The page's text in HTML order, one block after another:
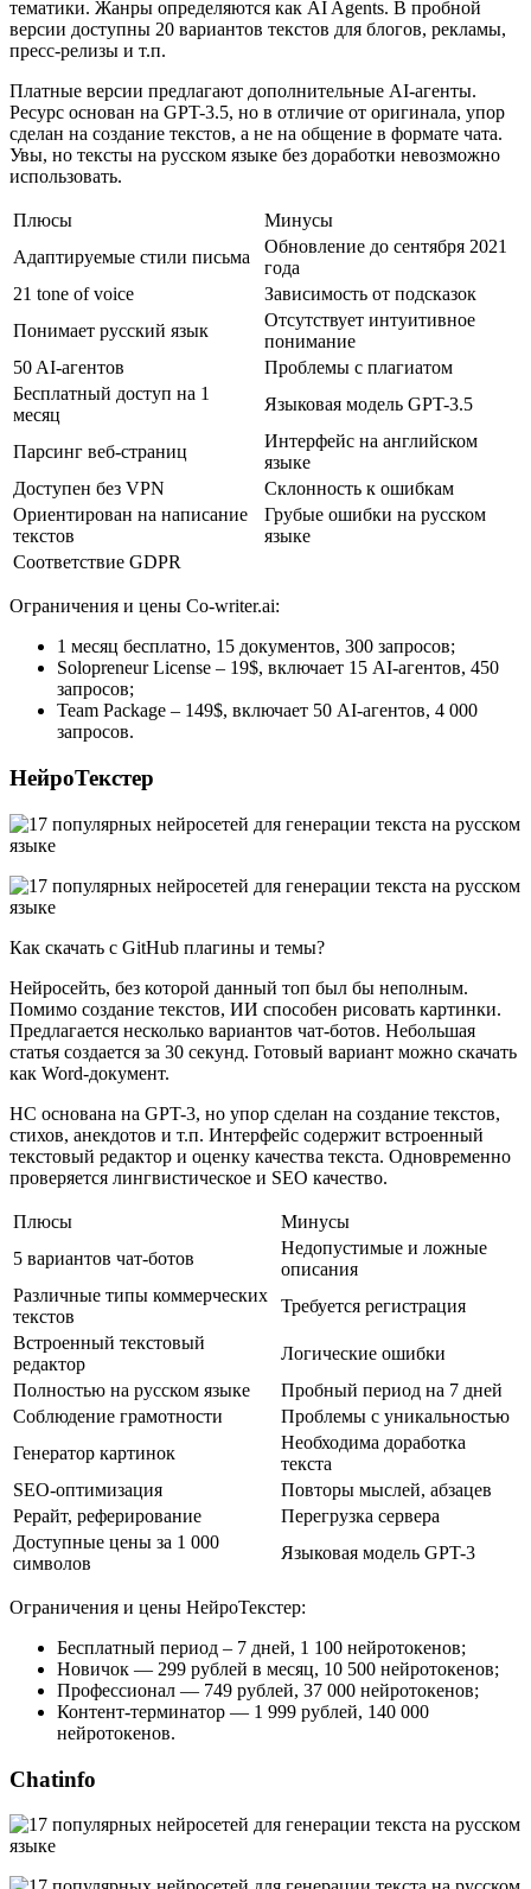
тематики. Жанры определяются как AI Agents. В пробной
версии доступны 20 вариантов текстов для блогов, рекламы,
пресс-релизы и т.п.
Платные версии предлагают дополнительные AI-агенты.
Ресурс основан на GPT-3.5, но в отличие от оригинала, упор
сделан на создание текстов, а не на общение в формате чата.
Увы, но тексты на русском языке без доработки невозможно
использовать.
Плюсы
Минусы
Адаптируемые стили письма
Обновление до сентября 2021
года
21 tone of voice
Зависимость от подсказок
Понимает русский язык
Отсутствует интуитивное
понимание
50 AI-агентов
Проблемы с плагиатом
Бесплатный доступ на 1
месяц
Языковая модель GPT-3.5
Парсинг веб-страниц
Интерфейс на английском
языке
Доступен без VPN
Склонность к ошибкам
Ориентирован на написание
текстов
Грубые ошибки на русском
языке
Соответствие GDPR
Ограничения и цены Co-writer.ai:
1 месяц бесплатно, 15 документов, 300 запросов;
Solopreneur License – 19$, включает 15 AI-агентов, 450
запросов;
Team Package – 149$, включает 50 AI-агентов, 4 000
запросов.
НейроТекстер
Как скачать с GitHub плагины и темы?
Нейросейть, без которой данный топ был бы неполным.
Помимо создание текстов, ИИ способен рисовать картинки.
Предлагается несколько вариантов чат-ботов. Небольшая
статья создается за 30 секунд. Готовый вариант можно скачать
как Word-документ.
НС основана на GPT-3, но упор сделан на создание текстов,
стихов, анекдотов и т.п. Интерфейс содержит встроенный
текстовый редактор и оценку качества текста. Одновременно
проверяется лингвистическое и SEO качество.
Плюсы
Минусы
5 вариантов чат-ботов
Недопустимые и ложные
описания
Различные типы коммерческих
текстов
Требуется регистрация
Встроенный текстовый
редактор
Логические ошибки
Полностью на русском языке
Пробный период на 7 дней
Соблюдение грамотности
Проблемы с уникальностью
Генератор картинок
Необходима доработка
текста
SEO-оптимизация
Повторы мыслей, абзацев
Рерайт, реферирование
Перегрузка сервера
Доступные цены за 1 000
символов
Языковая модель GPT-3
Ограничения и цены НейроТекстер:
Бесплатный период – 7 дней, 1 100 нейротокенов;
Новичок — 299 рублей в месяц, 10 500 нейротокенов;
Профессионал — 749 рублей, 37 000 нейротокенов;
Контент-терминатор — 1 999 рублей, 140 000
нейротокенов.
Chatinfo